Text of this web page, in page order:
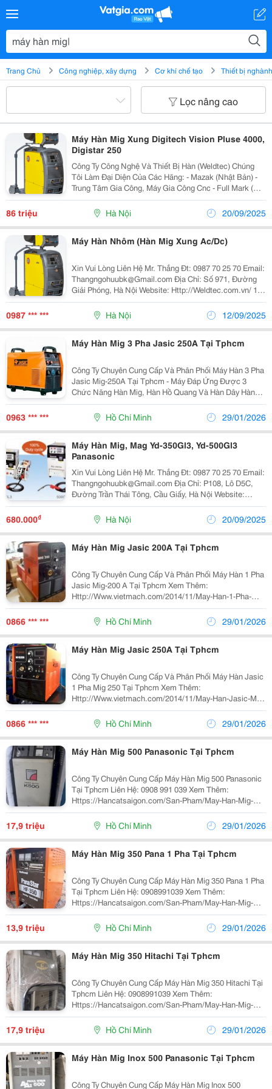
Trang Chủ Công nghiệp, xây dựng Cơ khí chế tạo Thiết bị
Lọc nâng cao
Máy Hàn Mig Xung Digitech Vision Pluse 4000,
Digistar 250
Công Ty Công Nghệ Và Thiết Bị Hàn (Weldtec) Chúng
Tôi Làm Đại Diện Của Các Hãng: - Mazak (Nhật Bản) -
Trung Tâm Gia Công, Máy Gia Công Cnc - Full Mark (Đài
Loan) - Các Máy Gia Công Cơ Khí Dạng Cơ: Tiện
86 triệu Hà Nội 20/09/2025
Máy Hàn Nhôm (Hàn Mig Xung Ac/Dc)
Xin Vui Lòng Liên Hệ Mr. Thắng Đt: 0987 70 25 70 Email:
Thangngohuubk@Gmail.com Địa Chỉ: Số 971, Đường
Giải Phóng, Hà Nội Website: Http://Weldtec.com.vn/ 1.
Máy Hàn Mig Xung (Hàn Nhôm) - Model: Digistar 250 -
Xuất Xứ: Hã
0987 *** *** Hà Nội 12/09/2025
Máy Hàn Mig 3 Pha Jasic 250A Tại Tphcm
Công Ty Chuyên Cung Cấp Và Phân Phối Máy Hàn 3 Pha
Jasic Mig-250A Tại Tphcm - Máy Đáp Ứng Được 3
Chức Năng Hàn Mig, Hàn Hồ Quang Và Hàn Dây Hàn
Lõi Thuốc. - Sử Dụng Công Nghệ Biến Tần Igbt Giúp
Thiết Bị Hoạt Động Bền Bỉ Và Hiệu Quả. - Thiết B
0963 *** *** Hồ Chí Minh 29/01/2026
Máy Hàn Mig, Mag Yd-350Gl3, Yd-500Gl3
Panasonic
Xin Vui Lòng Liên Hệ Mr. Thắng Đt: 0987 70 25 70 Email:
Thangngohuubk@Gmail.com Địa Chỉ: P108, Lô D5C,
Đường Trần Thái Tông, Cầu Giấy, Hà Nội Website:
Http://Weldtec.com.vn/ Công Ty Công Nghệ Và Thiết Bị
Hàn ( Weldt E
680.000₫ Hà Nội 20/09/2025
Máy Hàn Mig Jasic 200A Tại Tphcm
Công Ty Chuyên Cung Cấp Và Phân Phối Máy Hàn 1 Pha
Jasic Mig-200 A Tại Tphcm Xem Thêm:
Http://Www.vietmach.com/2014/11/May-Han-1-Pha-
Jasic-Mig-200A.html Máy Hàn Mig Jasic 200A - Công
Nghệ Inverter Igbt Chế Độ Điều Khiển Dòng Hàn, Ch
0866 *** *** Hồ Chí Minh 29/01/2026
Máy Hàn Mig Jasic 250A Tại Tphcm
Công Ty Chuyên Cung Cấp Và Phân Phối Máy Hàn Jasic
1 Pha Mig 250 Tại Tphcm Xem Thêm:
Http://Www.vietmach.com/2014/11/May-Han-Jasic-Mig-
250F.html Máy Hàn Jasic 1 Pha Mig 250 Tại Tphcm Máy
0866 *** *** Hồ Chí Minh 29/01/2026
Máy Hàn Mig 500 Panasonic Tại Tphcm
Công Ty Chuyên Cung Cấp Máy Hàn Mig 500 Panasonic
Tại Tphcm Liên Hệ: 0908 991 039 Xem Thêm:
Https://Hancatsaigon.com/San-Pham/May-Han-Mig-
Co2-Panasonic-500/ Máy Hàn Mig 500 Panasonic Có
Thông Số Kỹ Thuật: Hãng Sản Xuất Panasonic Model...
17,9 triệu Hồ Chí Minh 29/01/2026
Máy Hàn Mig 350 Pana 1 Pha Tại Tphcm
Công Ty Chuyên Cung Cấp Máy Hàn Mig 350 Pana 1 Pha
Tại Tphcm Liên Hệ: 0908991039 Xem Thêm:
Https://Hancatsaigon.com/San-Pham/May-Han-Mig-
Co2-Panasonic-350-1-Pha/ Máy Hàn Mig 350 Pana 1 Pha
Có Thông Số Kỹ Thuật: Hãng Sản Xuất Panasonic ...
13,9 triệu Hồ Chí Minh 29/01/2026
Máy Hàn Mig 350 Hitachi Tại Tphcm
Công Ty Chuyên Cung Cấp Máy Hàn Mig 350 Hitachi Tại
Tphcm Liên Hệ: 0908991039 Xem Thêm:
Https://Hancatsaigon.com/San-Pham/May-Han-Mig-
Co2-Hiatchi-350/ Máy Hàn Mig 350 Hitachi Có Thông Số
Kỹ Thuật: Hãng Sản Xuất Hitachi Model 350Ca Công...
17,9 triệu Hồ Chí Minh 29/01/2026
Máy Hàn Mig Inox 500 Panasonic Tại Tphcm
Công Ty Chuyên Cung Cấp Máy Hàn Mig Inox 500